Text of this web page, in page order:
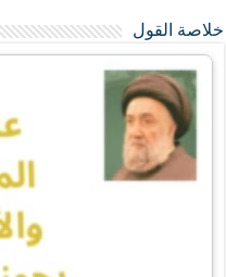
خلاصة القول